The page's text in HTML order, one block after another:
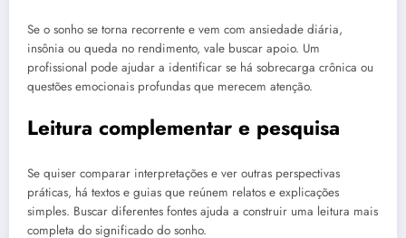
Se o sonho se torna recorrente e vem com ansiedade diária,
insônia ou queda no rendimento, vale buscar apoio. Um
profissional pode ajudar a identificar se há sobrecarga crônica ou
questões emocionais profundas que merecem atenção.
Leitura complementar e pesquisa
Se quiser comparar interpretações e ver outras perspectivas
práticas, há textos e guias que reúnem relatos e explicações
simples. Buscar diferentes fontes ajuda a construir uma leitura mais
completa do significado do sonho.